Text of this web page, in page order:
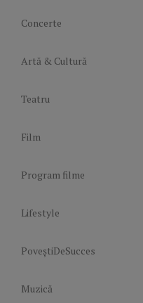
Concerte
Artă & Cultură
Teatru
Film
Program filme
Lifestyle
PoveștiDeSucces
Muzică